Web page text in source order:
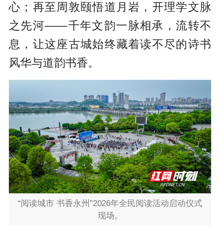
心；再至周敦颐悟道月岩，开理学文脉
之先河——千年文韵一脉相承，流转不
息，让这座古城始终藏着读不尽的诗书
风华与道韵书香。
“阅读城市 书香永州”2026年全民阅读活动启动仪式
现场。